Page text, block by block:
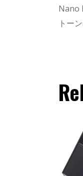
Nano
トー